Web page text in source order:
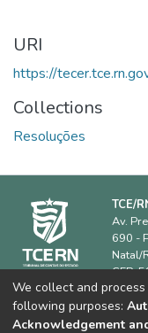
URI
https://
Collections
Resoluções
TCE/
Av.
690 -
Natal/
CEP:
18h00
We collect and
following purposes:
Acknowledgement